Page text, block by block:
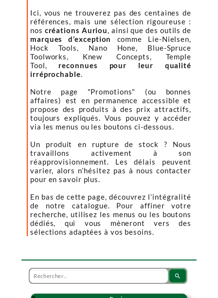
Ici, vous ne trouverez pas des centaines de
références, mais une sélection rigoureuse :
nos créations Auriou, ainsi que des outils de
marques d’exception
comme Lie-Nielsen,
Hock Tools, Nano Hone, Blue-Spruce
Toolworks, Knew Concepts, Temple
Tool, reconnues pour leur qualité
irréprochable.
Notre page "Promotions" (ou bonnes
affaires) est en permanence accessible et
propose des produits à des prix attractifs,
toujours expliqués. Vous pouvez y accéder
via les menus ou les boutons ci-dessous.
Un produit en rupture de stock ? Nous
travaillons activement à son
réapprovisionnement. Les délais peuvent
varier, alors n’hésitez pas à nous contacter
pour en savoir plus.
En bas de cette page, découvrez l’intégralité
de notre catalogue. Pour affiner votre
recherche, utilisez les menus ou les boutons
dédiés, qui vous mèneront vers des
sélections adaptées à vos besoins.
search